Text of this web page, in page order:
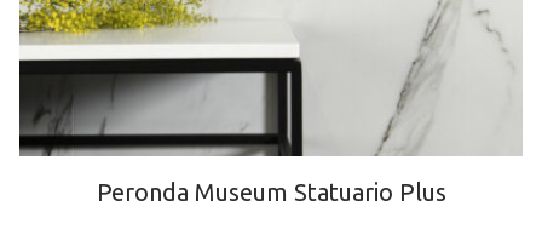
Peronda Museum Statuario Plus